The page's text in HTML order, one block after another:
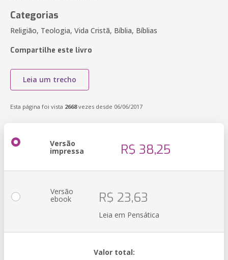
Categorias
Religião, Teologia, Vida Cristã, Bíblia, Bíblias
Compartilhe este livro
Leia um trecho
Esta página foi vista 2668vezes desde 06/06/2017
Versão
impressa R$ 38,25
Versão
ebook R$ 23,63
Leia em Pensática
Valor total: